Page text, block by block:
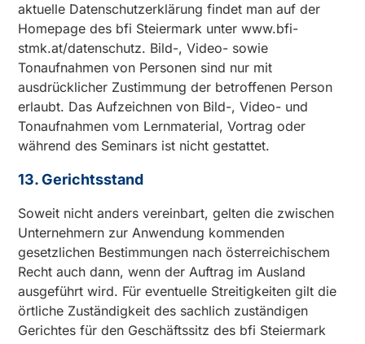
aktuelle Datenschutzerklärung findet man auf der
Homepage des bfi Steiermark unterwww.bfi-
stmk.at/datenschutz. Bild-, Video- sowie
Tonaufnahmen von Personen sind nur mit
ausdrücklicher Zustimmung der betroffenen Person
erlaubt. Das Aufzeichnen von Bild-, Video- und
Tonaufnahmen vom Lernmaterial, Vortrag oder
während des Seminars ist nicht gestattet.
13. Gerichtsstand
Soweit nicht anders vereinbart, gelten die zwischen
Unternehmern zur Anwendung kommenden
gesetzlichen Bestimmungen nach österreichischem
Recht auch dann, wenn der Auftrag im Ausland
ausgeführt wird. Für eventuelle Streitigkeiten gilt die
örtliche Zuständigkeit des sachlich zuständigen
Gerichtes für den Geschäftssitz des bfi Steiermark